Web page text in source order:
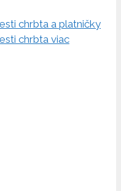
chrbta a platničky
chrbta viac